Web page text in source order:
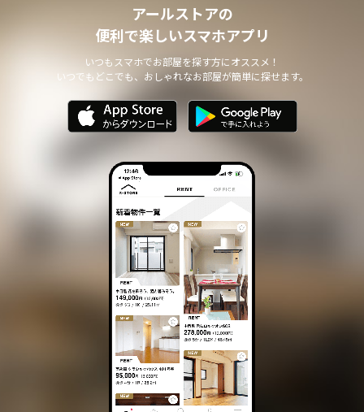
アールストアの
便利で楽しいスマホアプリ
いつもスマホでお部屋を探す方にオススメ！
いつでもどこでも、おしゃれなお部屋が簡単に探せます。